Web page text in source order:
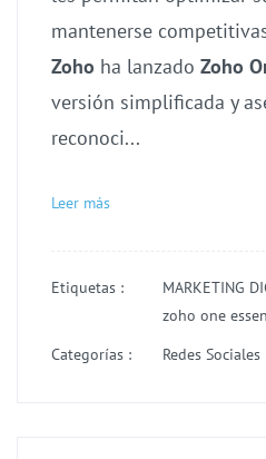
mantenerse
Zoho ha lanzado Zoho
versión simplificada y
reconoci...
Leer más
Etiquetas : MARKETING
zoho one
Categorías :
Redes Sociales